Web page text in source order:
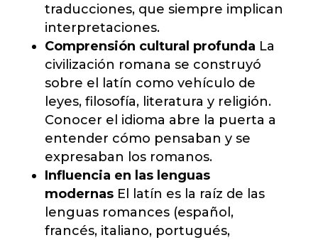
traducciones, que siempre implican
interpretaciones.
Comprensión cultural profunda La
civilización romana se construyó
sobre el latín como vehículo de
leyes, filosofía, literatura y religión.
Conocer el idioma abre la puerta a
entender cómo pensaban y se
expresaban los romanos.
Influencia en las lenguas
modernasEl latín es la raíz de las
lenguas romances (español,
francés, italiano, portugués,